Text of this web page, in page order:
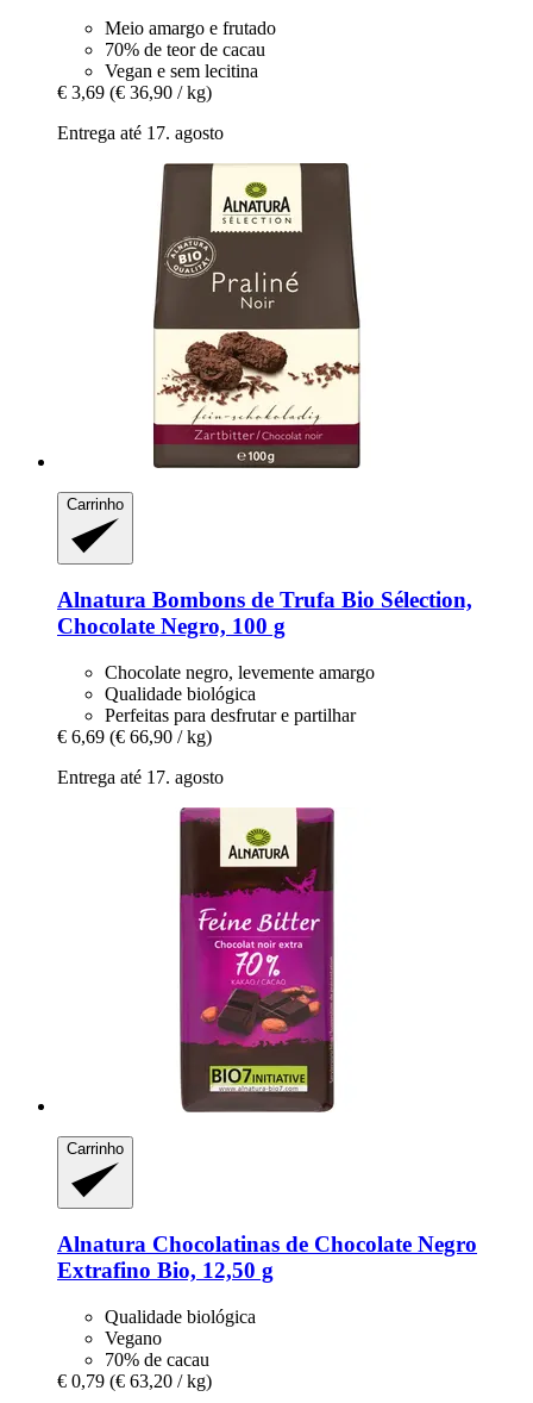
Meio amargo e frutado
70% de teor de cacau
Vegan e sem lecitina
€ 3,69 (€ 36,90 / kg)
Entrega até 17. agosto
Carrinho
Alnatura Bombons de Trufa Bio Sélection,
Chocolate Negro, 100 g
Chocolate negro, levemente amargo
Qualidade biológica
Perfeitas para desfrutar e partilhar
€ 6,69 (€ 66,90 / kg)
Entrega até 17. agosto
Carrinho
Alnatura Chocolatinas de Chocolate Negro
Extrafino Bio, 12,50 g
Qualidade biológica
Vegano
70% de cacau
€ 0,79 (€ 63,20 / kg)